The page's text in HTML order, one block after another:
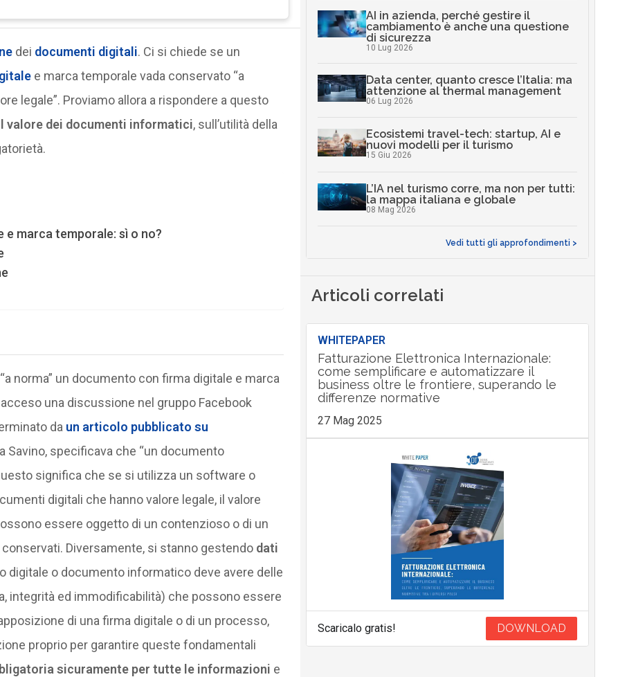
dei documenti digitali. Ci si chiede se un
e marca temporale vada conservato “a
legale”. Proviamo allora a rispondere a questo
valore dei documenti informatici, sull’utilità della
marca temporale: sì o no?
norma” un documento con firma digitale e marca
una discussione nel gruppo Facebook
da un articolo pubblicato su
Savino, specificava che “un documento
significa che se si utilizza un software o
digitali che hanno valore legale, il valore
essere oggetto di un contenzioso o di un
Diversamente, si stanno gestendo dati
digitale o documento informatico deve avere delle
integrità ed immodificabilità) che possono essere
di una firma digitale o di un processo,
proprio per garantire queste fondamentali
sicuramente per tutte le informazioni e
AI in azienda, perché gestire il
cambiamento è anche una questione
di sicurezza
10 Lug 2026
Data center, quanto cresce l’Italia: ma
attenzione al thermal management
06 Lug 2026
Ecosistemi travel-tech: startup, AI e
nuovi modelli per il turismo
15 Giu 2026
L’IA nel turismo corre, ma non per tutti:
la mappa italiana e globale
08 Mag 2026
Vedi tutti gli approfondimenti >
Articoli correlati
WHITEPAPER
Fatturazione Elettronica Internazionale:
come semplificare e automatizzare il
business oltre le frontiere, superando le
differenze normative
27 Mag 2025
Scaricalo gratis! DOWNLOAD